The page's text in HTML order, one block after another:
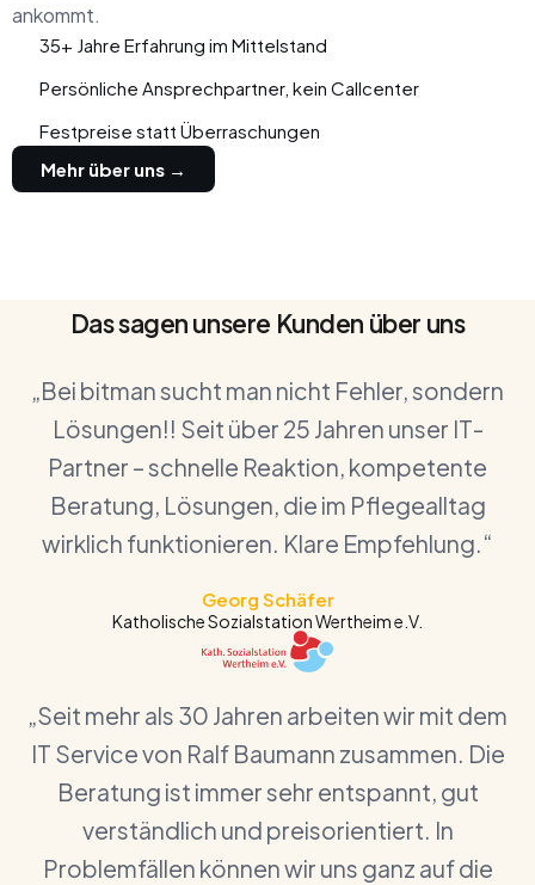
ankommt.
35+ Jahre Erfahrung im Mittelstand
Persönliche Ansprechpartner, kein Callcenter
Festpreise statt Überraschungen
Mehr über uns →
Das sagen unsere Kunden über uns
„Bei bitman sucht man nicht Fehler, sondern
Lösungen!! Seit über 25 Jahren unser IT-
Partner – schnelle Reaktion, kompetente
Beratung, Lösungen, die im Pflegealltag
wirklich funktionieren. Klare Empfehlung.“
Georg Schäfer
Katholische Sozialstation Wertheim e.V.
„Seit mehr als 30 Jahren arbeiten wir mit dem
IT Service von Ralf Baumann zusammen. Die
Beratung ist immer sehr entspannt, gut
verständlich und preisorientiert. In
Problemfällen können wir uns ganz auf die